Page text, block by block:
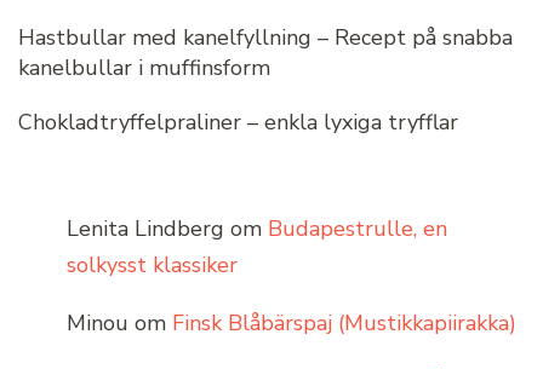
Hastbullar med kanelfyllning – Recept på snabba
kanelbullar i muffinsform
Chokladtryffelpraliner – enkla lyxiga tryfflar
Lenita Lindberg om Budapestrulle, en
solkysst klassiker
Minou om Finsk Blåbärspaj (Mustikkapiirakka)